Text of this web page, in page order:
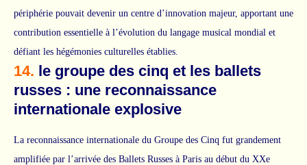
périphérie pouvait devenir un centre d’innovation majeur, apportant une
contribution essentielle à l’évolution du langage musical mondial et
défiant les hégémonies culturelles établies.
14. le groupe des cinq et les ballets
russes : une reconnaissance
internationale explosive
La reconnaissance internationale du Groupe des Cinq fut grandement
amplifiée par l’arrivée des Ballets Russes à Paris au début du XXe